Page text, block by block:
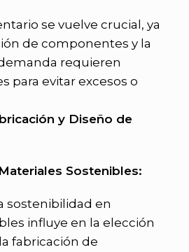
se vuelve crucial, ya
de componentes y la
requieren
para evitar excesos o
y Diseño de
Sostenibles:
sostenibilidad en
influye en la elección
fabricación de